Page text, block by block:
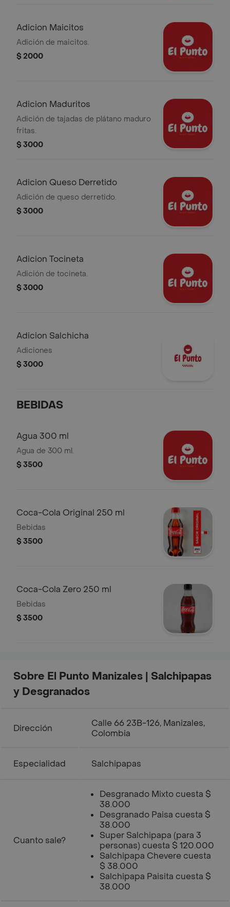
Adicion Maicitos
Adición de maicitos.
$ 2000
Adicion Maduritos
Adición de tajadas de plátano maduro
fritas.
$ 3000
Adicion Queso Derretido
Adición de queso derretido.
$ 3000
Adicion Tocineta
Adición de tocineta.
$ 3000
Adicion Salchicha
Adiciones
$ 3000
BEBIDAS
Agua 300 ml
Agua de 300 ml.
$ 3500
Coca-Cola Original 250 ml
Bebidas
$ 3500
Coca-Cola Zero 250 ml
Bebidas
$ 3500
Sobre El Punto Manizales | Salchipapas
y Desgranados
Dirección
Calle 66 23B-126, Manizales,
Colombia
Especialidad Salchipapas
Cuanto sale?
Desgranado Mixto cuesta $
38.000
Desgranado Paisa cuesta $
38.000
Super Salchipapa (para 3
personas) cuesta $ 120.000
Salchipapa Chevere cuesta
$ 38.000
Salchipapa Paisita cuesta $
38.000